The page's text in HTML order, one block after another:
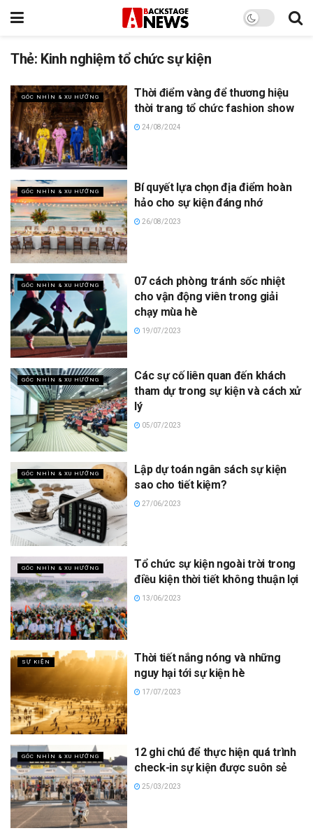
Thẻ: Kinh nghiệm tổ chức sự kiện
GÓC NHÌN & XU HƯỚNG
Thời điểm vàng để thương hiệu
thời trang tổ chức fashion show
24/08/2024
GÓC NHÌN & XU HƯỚNG
Bí quyết lựa chọn địa điểm hoàn
hảo cho sự kiện đáng nhớ
26/08/2023
GÓC NHÌN & XU HƯỚNG
07 cách phòng tránh sốc nhiệt
cho vận động viên trong giải
chạy mùa hè
19/07/2023
GÓC NHÌN & XU HƯỚNG
Các sự cố liên quan đến khách
tham dự trong sự kiện và cách xử
lý
05/07/2023
GÓC NHÌN & XU HƯỚNG
Lập dự toán ngân sách sự kiện
sao cho tiết kiệm?
27/06/2023
GÓC NHÌN & XU HƯỚNG
Tổ chức sự kiện ngoài trời trong
điều kiện thời tiết không thuận lợi
13/06/2023
SỰ KIỆN
Thời tiết nắng nóng và những
nguy hại tới sự kiện hè
17/07/2023
GÓC NHÌN & XU HƯỚNG
12 ghi chú để thực hiện quá trình
check-in sự kiện được suôn sẻ
25/03/2023